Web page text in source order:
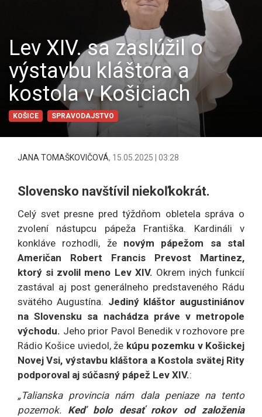
Lev XIV. sa zaslúžil o
výstavbu kláštora a
kostola v Košiciach
KOŠICE SPRAVODAJSTVO
JANA TOMAŠKOVIČOVÁ, 15.05.2025 | 03:28
Slovensko navštívil niekoľkokrát.
Celý svet presne pred týždňom obletela správa o
zvolení nástupcu pápeža Františka. Kardináli v
konkláve rozhodli, že novým pápežom sa stal
Američan Robert Francis Prevost Martinez,
ktorý si zvolil meno Lev XIV. Okrem iných funkcií
zastával aj post generálneho predstaveného Rádu
svätého Augustína. Jediný kláštor augustiniánov
na Slovensku sa nachádza práve v metropole
východu. Jeho prior Pavol Benedik v rozhovore pre
Rádio Košice uviedol, že kúpu pozemku v Košickej
Novej Vsi, výstavbu kláštora a Kostola svätej Rity
podporoval aj súčasný pápež Lev XIV.:
„Talianska provincia nám dala peniaze na tento
pozemok. Keď bolo desať rokov od založenia